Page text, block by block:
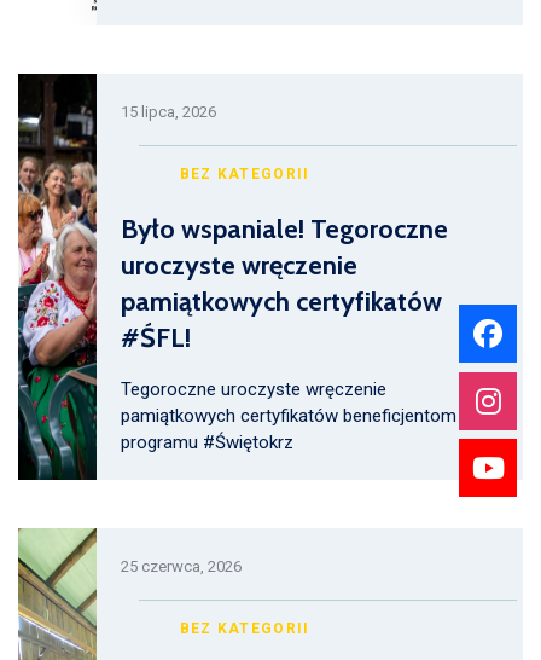
15 lipca, 2026
BEZ KATEGORII
Było wspaniale! Tegoroczne
uroczyste wręczenie
pamiątkowych certyfikatów
#ŚFL!
Tegoroczne uroczyste wręczenie
pamiątkowych certyfikatów beneficjentom
programu #Świętokrz
25 czerwca, 2026
BEZ KATEGORII